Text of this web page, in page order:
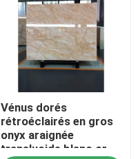
Vénus dorés
rétroéclairés en gros
onyx araignée
translucide blanc or